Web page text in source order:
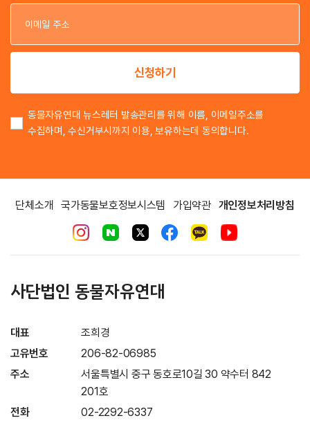
이
이
신청하기
동물자유연대 뉴스레터 발송관리를 위해 이름, 이메일주소를
수집하며, 수신거부시까지 이용, 보유하는데 동의합니다.
단체소개 국가동물보호정보시스템 가입약관 개인정보처리방침
사단법인 동물자유연대
대표
조희경
고유번호
206-82-06985
주소
서울특별시 중구 동호로10길 30 약수터 842
201호
전화
02-2292-6337